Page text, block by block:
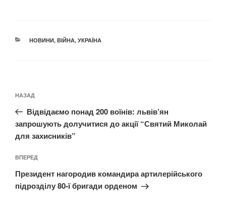
КАТЕГОРІЇ
НОВИНИ, ВІЙНА, УКРАЇНА
записів
Попередній
запис:
НАЗАД
Відвідаємо понад 200 воїнів: львів’ян
запрошують долучитися до акції “Святий Миколай
для захисників”
Наступний
запис
ВПЕРЕД
Президент нагородив командира артилерійського
підрозділу 80-ї бригади орденом